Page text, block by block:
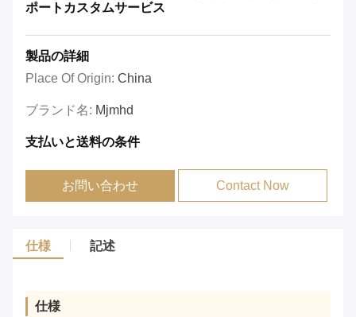
ポートカスタムサービス
製品の詳細
Place Of Origin: China
ブランド名: Mjmhd
支払いと送料の条件
お問い合わせ Contact Now
仕様 記述
仕様